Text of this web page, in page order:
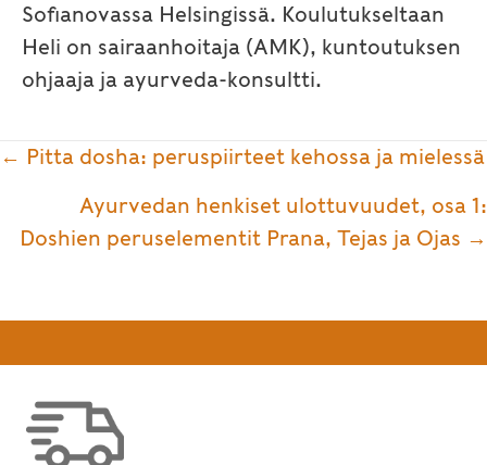
Sofianovassa Helsingissä. Koulutukseltaan
Heli on sairaanhoitaja (AMK), kuntoutuksen
ohjaaja ja ayurveda-konsultti.
Posts
navigation
← Pitta dosha: peruspiirteet kehossa ja mielessä
Ayurvedan henkiset ulottuvuudet, osa 1:
Doshien peruselementit Prana, Tejas ja Ojas →